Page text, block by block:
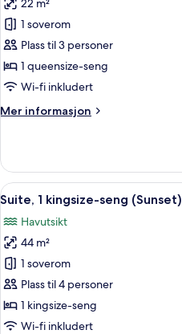
bildene
av
Rom,
1
queensize-
22 m²
1 soverom
Plass til 3 personer
1 queensize-seng
Wi-fi inkludert
Mer informasjon
Mer
1
queensize-
seng
Åpne
alle
bildene
av
Suite,
1
kingsize-
seng
10
Suite, 1 kingsize-seng (Sunset)
Havutsikt
44 m²
1 soverom
Plass til 4 personer
1 kingsize-seng
Wi-fi inkludert